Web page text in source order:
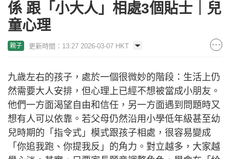
係 跟「小大人」相處3個貼士｜兒
童心理
親子 更新時間：13:27 2026-03-07 HKT
九歲左右的孩子，處於一個很微妙的階段：生活上仍
然需要大人安排，但心理上已經不想被當成小朋友。
他們一方面渴望自由和信任，另一方面遇到問題時又
想有人可以依靠。若父母仍然沿用小學低年級甚至幼
兒時期的「指令式」模式跟孩子相處，很容易變成
「你追我跑、你提我反」的角力。對立越多，大家越